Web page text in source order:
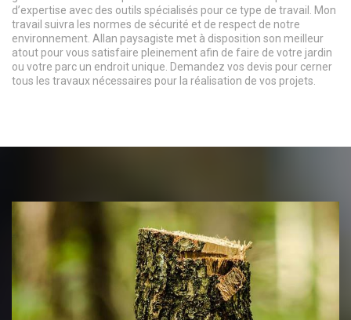
d’expertise avec des outils spécialisés pour ce type de travail. Mon
travail suivra les normes de sécurité et de respect de notre
environnement. Allan paysagiste met à disposition son meilleur
atout pour vous satisfaire pleinement afin de faire de votre jardin
ou votre parc un endroit unique. Demandez vos devis pour cerner
tous les travaux nécessaires pour la réalisation de vos projets.